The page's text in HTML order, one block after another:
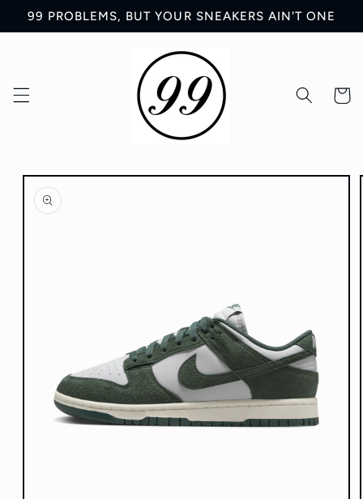
directamente
al contenido
99 PROBLEMS, BUT YOUR SNEAKERS AIN'T ONE
directamente
información
del producto